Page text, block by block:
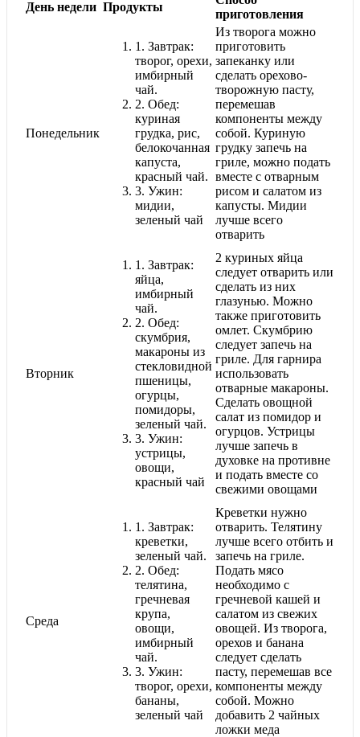
День недели Продукты
приготовления
Понедельник
1. Завтрак:
творог, орехи,
имбирный
чай.
2. Обед:
куриная
грудка, рис,
белокочанная
капуста,
красный чай.
3. Ужин:
мидии,
зеленый чай
Из творога можно
приготовить
запеканку или
сделать орехово-
творожную пасту,
перемешав
компоненты между
собой. Куриную
грудку запечь на
гриле, можно подать
вместе с отварным
рисом и салатом из
капусты. Мидии
лучше всего
отварить
Вторник
1. Завтрак:
яйца,
имбирный
чай.
2. Обед:
скумбрия,
макароны из
стекловидной
пшеницы,
огурцы,
помидоры,
зеленый чай.
3. Ужин:
устрицы,
овощи,
красный чай
2 куриных яйца
следует отварить или
сделать из них
глазунью. Можно
также приготовить
омлет. Скумбрию
следует запечь на
гриле. Для гарнира
использовать
отварные макароны.
Сделать овощной
салат из помидор и
огурцов. Устрицы
лучше запечь в
духовке на противне
и подать вместе со
свежими овощами
Среда
1. Завтрак:
креветки,
зеленый чай.
2. Обед:
телятина,
гречневая
крупа,
овощи,
имбирный
чай.
3. Ужин:
творог, орехи,
бананы,
зеленый чай
Креветки нужно
отварить. Телятину
лучше всего отбить и
запечь на гриле.
Подать мясо
необходимо с
гречневой кашей и
салатом из свежих
овощей. Из творога,
орехов и банана
следует сделать
пасту, перемешав все
компоненты между
собой. Можно
добавить 2 чайных
ложки меда